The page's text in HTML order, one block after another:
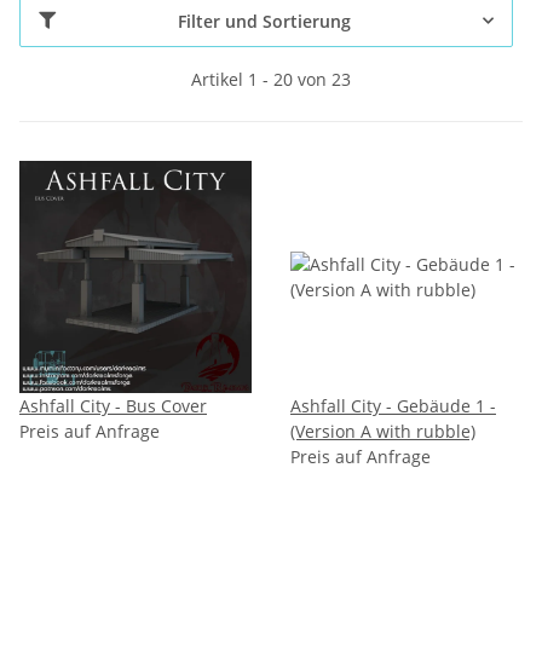
Filter und Sortierung
Artikel 1 - 20 von 23
Ashfall City - Bus Cover
Preis auf Anfrage
Ashfall City - Gebäude 1 -
(Version A with rubble)
Preis auf Anfrage